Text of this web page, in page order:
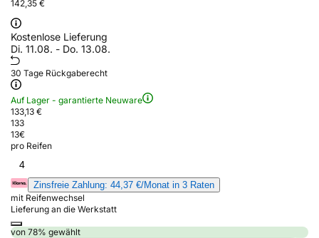
142,35 €
Kostenlose Lieferung
Di. 11.08. - Do. 13.08.
30 Tage Rückgaberecht
Auf Lager - garantierte Neuware
133,13 €
133
13€
pro Reifen
4
Zinsfreie Zahlung: 44,37 €/Monat in 3 Raten
mit Reifenwechsel
Lieferung an die Werkstatt
von 78% gewählt